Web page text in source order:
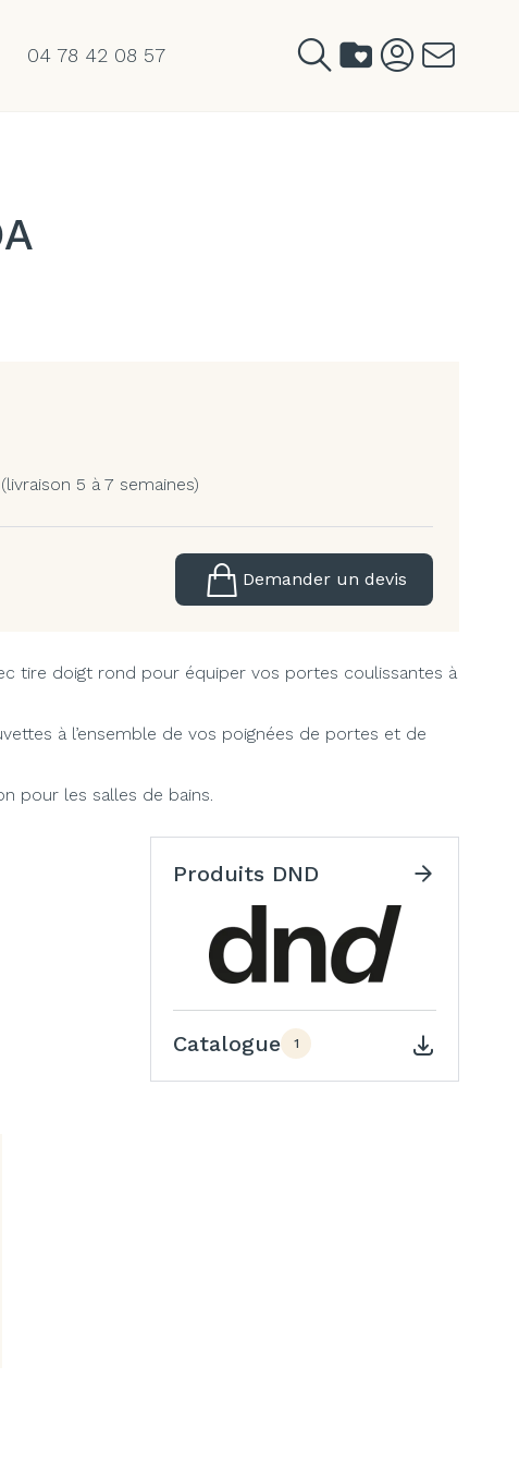
04 78 42 08 57
5 à 7 semaines)
Demander un devis
tire doigt rond pour équiper vos portes coulissantes à
à l’ensemble de vos poignées de portes et de
pour les salles de bains.
Produits DND
Catalogue 1